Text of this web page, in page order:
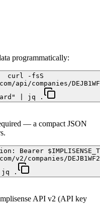
programmatically:
curl -fsS
api/companies/
| jq .
— a compact JSON
companies/
jq .
API v2 (API key